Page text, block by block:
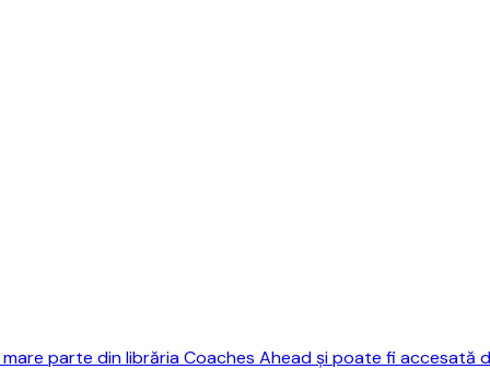
mare parte din librăria Coaches Ahead și poate fi